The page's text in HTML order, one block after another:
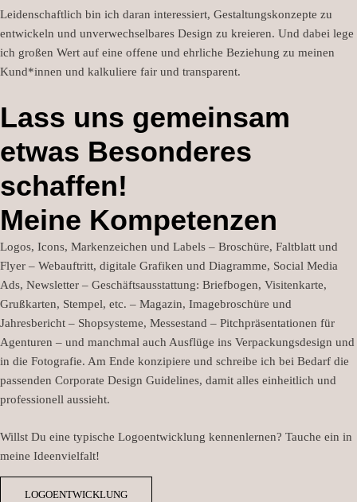
Leidenschaftlich bin ich daran interessiert, Gestaltungskonzepte zu
entwickeln und unverwechselbares Design zu kreieren. Und dabei lege
ich großen Wert auf eine offene und ehrliche Beziehung zu meinen
Kund*innen und kalkuliere fair und transparent.
Lass uns gemeinsam
etwas Besonderes
schaffen!
Meine Kompetenzen
Logos, Icons, Markenzeichen und Labels – Broschüre, Faltblatt und
Flyer – Webauftritt, digitale Grafiken und Diagramme, Social Media
Ads, Newsletter – Geschäftsausstattung: Briefbogen, Visitenkarte,
Grußkarten, Stempel, etc. – Magazin, Imagebroschüre und
Jahresbericht – Shopsysteme, Messestand – Pitchpräsentationen für
Agenturen – und manchmal auch Ausflüge ins Verpackungsdesign und
in die Fotografie. Am Ende konzipiere und schreibe ich bei Bedarf die
passenden Corporate Design Guidelines, damit alles einheitlich und
professionell aussieht.
Willst Du eine typische Logoentwicklung kennenlernen? Tauche ein in
meine Ideenvielfalt!
LOGOENTWICKLUNG